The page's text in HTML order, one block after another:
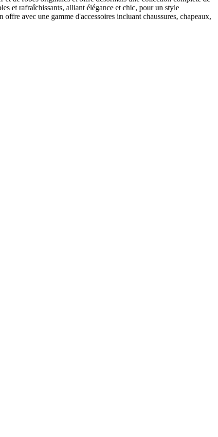
et rafraîchissants, alliant élégance et chic, pour un style
avec une gamme d'accessoires incluant chaussures, chapeaux,